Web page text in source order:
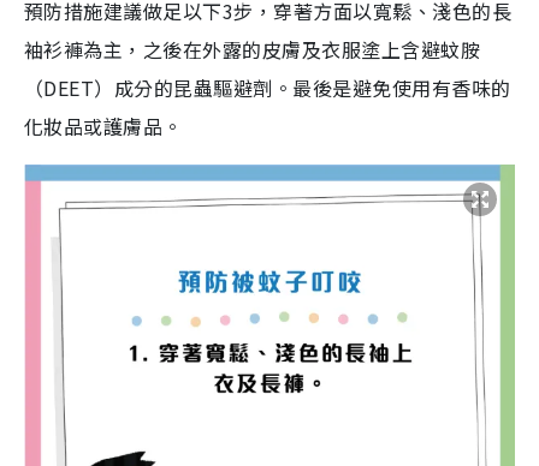
預防措施建議做足以下3步，穿著方面以寬鬆、淺色的長
袖衫褲為主，之後在外露的皮膚及衣服塗上含避蚊胺
（DEET）成分的昆蟲驅避劑。最後是避免使用有香味的
化妝品或護膚品。